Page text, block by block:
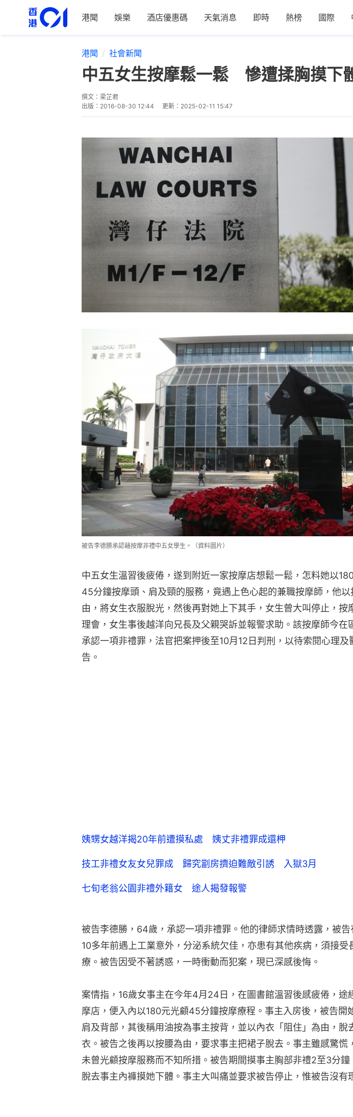
港聞 娛樂 酒店優惠碼 天氣消息 即時 熱榜 國際
港聞 社會新聞
中五女生按摩鬆一鬆 慘遭揉胸摸下
撰文： 梁芷君
出版： 2016-08-30 12:44 更新： 2025-02-11 15:47
被告李德勝承認藉按摩非禮中五女學生。（資料圖片）
中五女生溫習後疲倦，遂到附近一家按摩店想鬆一鬆，怎料她以
45分鐘按摩頭、肩及頸的服務，竟遇上色心起的兼職按摩師，他以
由，將女生衣服脫光，然後再對她上下其手，女生曾大叫停止，按
理會，女生事後越洋向兄長及父親哭訴並報警求助。該按摩師今在
承認一項非禮罪，法官把案押後至10月12日判刑，以待索閱心理及
告。
姨甥女越洋揭20年前遭摸私處 姨丈非禮罪成還柙
技工非禮女友女兒罪成 歸究劏房擠迫難敵引誘 入獄3月
七旬老翁公園非禮外籍女 途人揭發報警
被告李德勝，64歲，承認一項非禮罪。他的律師求情時透露，被告
10多年前遇上工業意外，分泌系統欠佳，亦患有其他疾病，須接受
療。被告因受不著誘惑，一時衝動而犯案，現已深感後悔。
案情指，16歲女事主在今年4月24日，在圖書館溫習後感疲倦，途
摩店，便入內以180元光顧45分鐘按摩療程。事主入房後，被告開
肩及背部，其後稱用油按為事主按背，並以內衣「阻住」為由，脫
衣。被告之後再以按腰為由，要求事主把裙子脫去。事主雖感驚慌
未曾光顧按摩服務而不知所措。被告期間摸事主胸部非禮2至3分鐘
脫去事主內褲摸她下體。事主大叫痛並要求被告停止，惟被告沒有